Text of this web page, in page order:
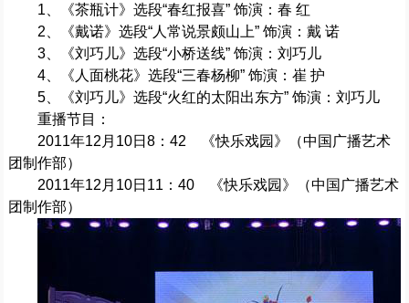
1、《茶瓶计》选段“春红报喜” 饰演：春 红
2、《戴诺》选段“人常说景颇山上” 饰演：戴 诺
3、《刘巧儿》选段“小桥送线” 饰演：刘巧儿
4、《人面桃花》选段“三春杨柳” 饰演：崔 护
5、《刘巧儿》选段“火红的太阳出东方” 饰演：刘巧儿
重播节目：
2011年12月10日8：42 《快乐戏园》（中国广播艺术
团制作部）
2011年12月10日11：40 《快乐戏园》（中国广播艺术
团制作部）